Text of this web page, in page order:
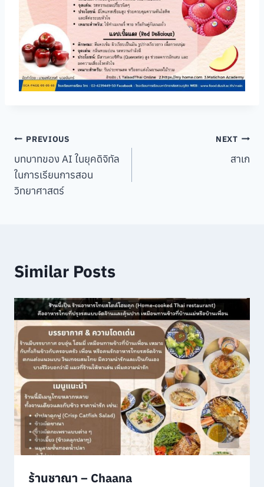
Post
navigation
PREVIOUS
บทบาทของ AI ในยุคดิจิทัล
ในการเรียนการสอน
วิทยาศาสตร์
NEXT
สาเก
Similar Posts
ร้านชาณา – Chaana